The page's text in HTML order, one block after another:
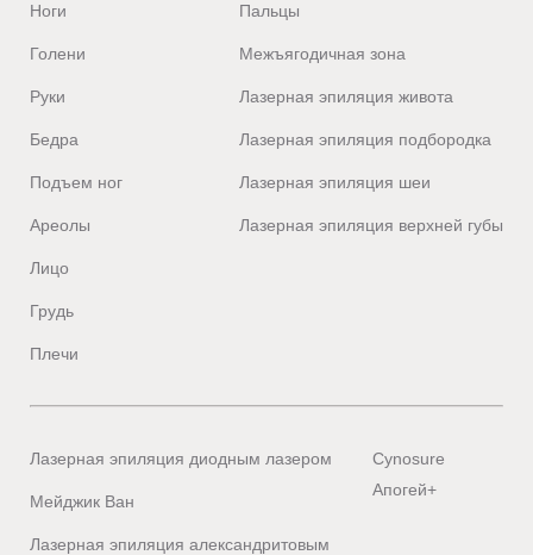
Ноги
Голени
Руки
Бедра
Подъем ног
Ареолы
Лицо
Грудь
Плечи
Пальцы
Межъягодичная зона
Лазерная эпиляция живота
Лазерная эпиляция подбородка
Лазерная эпиляция шеи
Лазерная эпиляция верхней губы
Лазерная эпиляция диодным лазером
Мейджик Ван
Лазерная эпиляция александритовым
Cynosure
Апогей+